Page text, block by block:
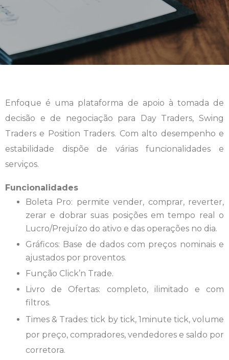
Enfoque é uma plataforma de apoio à tomada de
decisão e de negociação para Day Traders, Swing
Traders e Position Traders. Com alto desempenho e
estabilidade dispõe de várias funcionalidades e
serviços.
Funcionalidades
Boleta Pro: permite vender, comprar, reverter,
zerar e dobrar suas posições em tempo real o
Lucro/Prejuízo do ativo e das operações no dia.
Gráficos: Base de dados com preços nominais e
ajustados por proventos.
Função Click’n Trade.
Livro de Ofertas: completo, ilimitado e com
filtros.
Times & Trades: tick by tick, 1minute tick, volume
por preço, compradores, vendedores e saldo por
corretora.